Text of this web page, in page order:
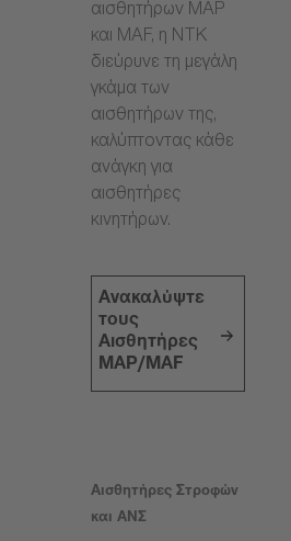
αισθητήρων MAP
και MAF, η NTK
διεύρυνε τη μεγάλη
γκάμα των
αισθητήρων της,
καλύπτοντας κάθε
ανάγκη για
αισθητήρες
κινητήρων.
Ανακαλύψτε
τους
Αισθητήρες
MAP/MAF
Αισθητήρες Στροφών
και ΑΝΣ